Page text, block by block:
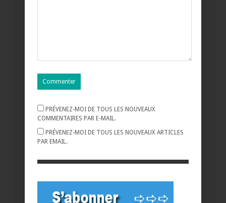
PRÉVENEZ-MOI DE TOUS LES NOUVEAUX
COMMENTAIRES PAR E-MAIL.
PRÉVENEZ-MOI DE TOUS LES NOUVEAUX ARTICLES
PAR EMAIL.